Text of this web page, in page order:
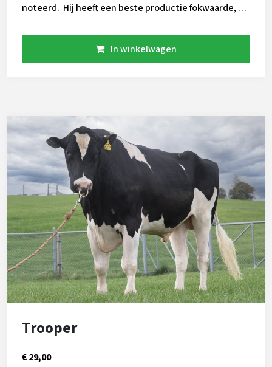
noteerd. Hij heeft een beste productie fokwaarde, dit
In winkelwagen
Trooper
€ 29,00